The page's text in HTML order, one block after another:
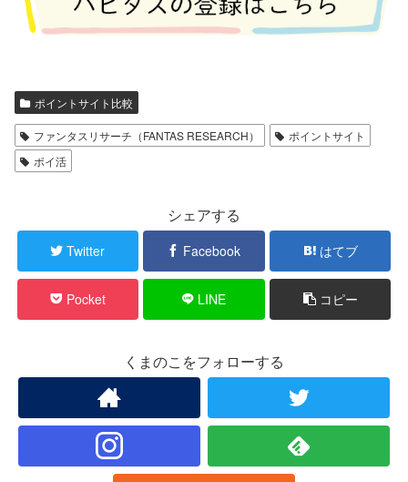
ポイントサイト比較
ファンタスリサーチ（FANTAS RESEARCH）
ポイントサイト
ポイ活
シェアする
Twitter Facebook はてブ
Pocket LINE コピー
くまのこをフォローする